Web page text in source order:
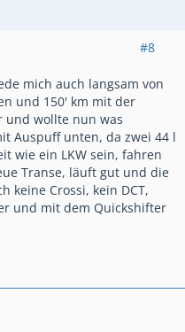
#8
mich auch langsam von
und 150' km mit der
und wollte nun was
Auspuff unten, da zwei 44 l
wie ein LKW sein, fahren
Transe, läuft gut und die
keine Crossi, kein DCT,
und mit dem Quickshifter